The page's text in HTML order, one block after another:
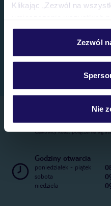
Klikając „Zezwól na
personalizować swój
Szczegółowe informacje
Zezwól
Nie
Telefoniczne Centrum
22 270 31 20
Całkowity koszt połączenia wg
Godziny otwarcia
poniedziałek - piątek
sobota
niedziela